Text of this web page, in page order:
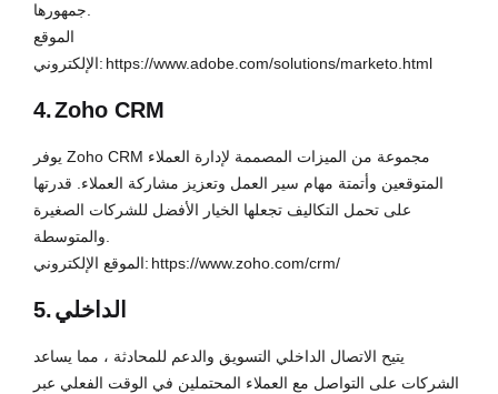
الموقع
الإلكتروني: https://www.adobe.com/solutions/marketo.html
4.Zoho CRM
يوفر Zoho CRM مجموعة من الميزات المصممة لإدارة العملاء
المتوقعين وأتمتة مهام سير العمل وتعزيز مشاركة العملاء. قدرتها
على تحمل التكاليف تجعلها الخيار الأفضل للشركات الصغيرة
الموقع الإلكتروني: https://www.zoho.com/crm/
5.الداخلي
يتيح الاتصال الداخلي التسويق والدعم للمحادثة ، مما يساعد
الشركات على التواصل مع العملاء المحتملين في الوقت الفعلي عبر